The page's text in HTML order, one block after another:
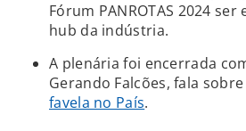
Fórum PANROTAS 2024
hub da indústria.
A plenária foi encerrada
Gerando Falcões, fala sobre
favela no País.